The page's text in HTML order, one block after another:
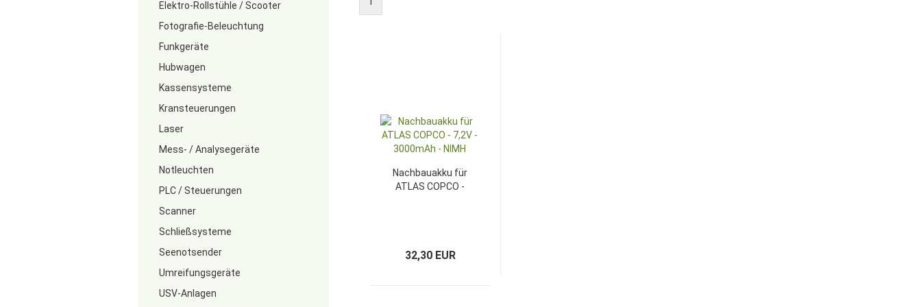
Nachbauakku für
ATLAS COPCO -
32,30 EUR
Elektro-Rollstühle / Scooter
Fotografie-Beleuchtung
Funkgeräte
Hubwagen
Kassensysteme
Kransteuerungen
Laser
Mess- / Analysegeräte
Notleuchten
PLC / Steuerungen
Scanner
Schließsysteme
Seenotsender
Umreifungsgeräte
USV-Anlagen